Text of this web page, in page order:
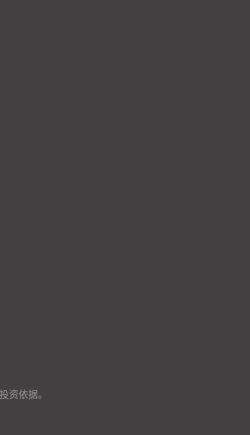
资依据。